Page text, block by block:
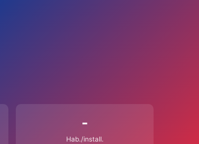
-
Hab./install.